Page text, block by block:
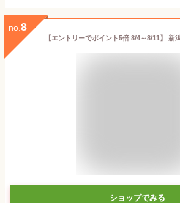
no. 8
ショップでみる